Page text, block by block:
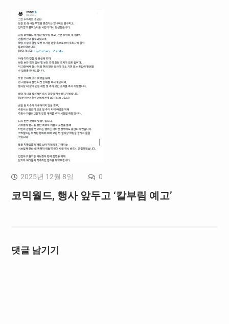
2025년 12월 8일 0
코믹월드, 행사 앞두고 ‘칼부림 예고’
댓글 남기기